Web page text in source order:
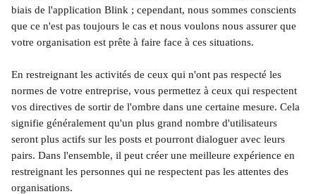
biais de l'application Blink ; cependant, nous sommes conscients
que ce n'est pas toujours le cas et nous voulons nous assurer que
votre organisation est prête à faire face à ces situations.
En restreignant les activités de ceux qui n'ont pas respecté les
normes de votre entreprise, vous permettez à ceux qui respectent
vos directives de sortir de l'ombre dans une certaine mesure. Cela
signifie généralement qu'un plus grand nombre d'utilisateurs
seront plus actifs sur les posts et pourront dialoguer avec leurs
pairs. Dans l'ensemble, il peut créer une meilleure expérience en
restreignant les personnes qui ne respectent pas les attentes des
organisations.